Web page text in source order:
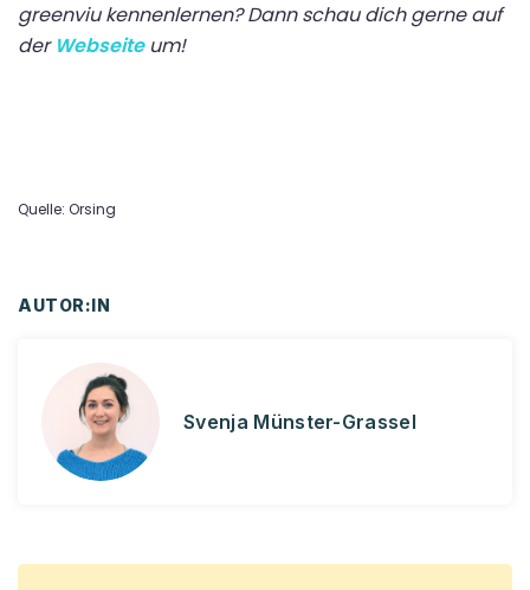
greenviu kennenlernen? Dann schau dich gerne auf
der Webseiteum!
Quelle: Orsing
AUTOR:IN
Svenja Münster-Grassel